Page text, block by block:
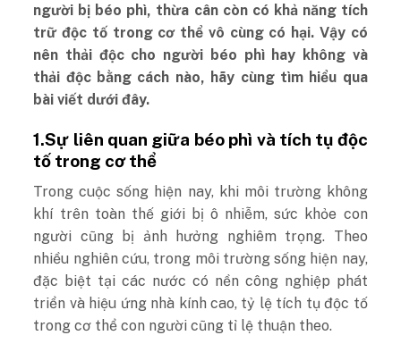
người bị béo phì, thừa cân còn có khả năng tích
trữ độc tố trong cơ thể vô cùng có hại. Vậy có
nên thải độc cho người béo phì hay không và
thải độc bằng cách nào, hãy cùng tìm hiểu qua
bài viết dưới đây.
1.Sự liên quan giữa béo phì và tích tụ độc
tố trong cơ thể
Trong cuộc sống hiện nay, khi môi trường không
khí trên toàn thế giới bị ô nhiễm, sức khỏe con
người cũng bị ảnh hưởng nghiêm trọng. Theo
nhiều nghiên cứu, trong môi trường sống hiện nay,
đặc biệt tại các nước có nền công nghiệp phát
triển và hiệu ứng nhà kính cao, tỷ lệ tích tụ độc tố
trong cơ thể con người cũng tỉ lệ thuận theo.